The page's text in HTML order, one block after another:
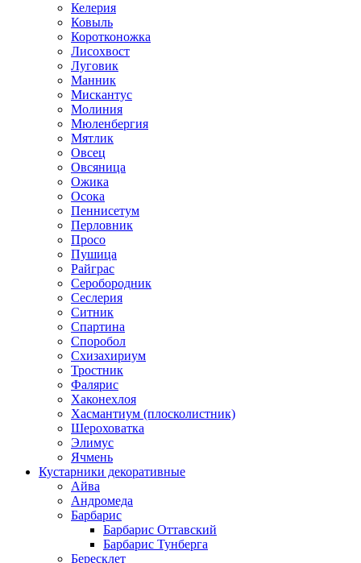
Келерия
Ковыль
Коротконожка
Лисохвост
Луговик
Манник
Мискантус
Молиния
Мюленбергия
Мятлик
Овсец
Овсяница
Ожика
Осока
Пеннисетум
Перловник
Просо
Пушица
Райграс
Серобородник
Сеслерия
Ситник
Спартина
Споробол
Схизахириум
Тростник
Фалярис
Хаконехлоя
Хасмантиум (плосколистник)
Шероховатка
Элимус
Ячмень
Кустарники декоративные
Айва
Андромеда
Барбарис
Барбарис Оттавский
Барбарис Тунберга
Бересклет